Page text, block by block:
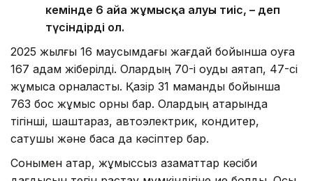
кемінде 6 айға жұмысқа алуы тиіс, – деп
түсіндірді ол.
2025 жылғы 16 маусымдағы жағдай бойынша оқуға
167 адам жіберілді. Олардың 70-і оқуды аяқтап, 47-сі
жұмысқа орналасты. Қазір 31 мамандық бойынша
763 бос жұмыс орны бар. Олардың қатарында
тігінші, шаштараз, автоэлектрик, кондитер,
сатушы және басқа да кәсіптер бар.
Сонымен қатар, жұмыссыз азаматтар кәсіби